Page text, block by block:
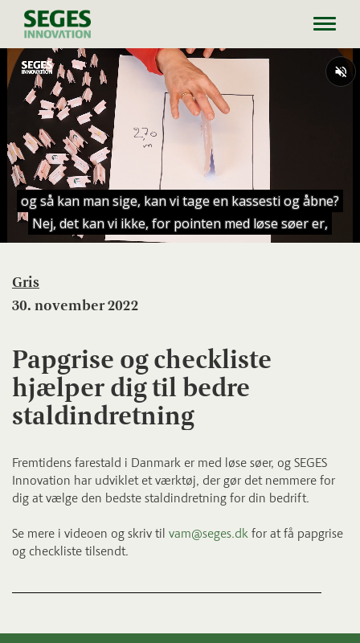
Gris
30. november 2022
Papgrise og checkliste
hjælper dig til bedre
staldindretning
Fremtidens farestald i Danmark er med løse søer, og SEGES
Innovation har udviklet et værktøj, der gør det nemmere for
dig at vælge den bedste staldindretning for din bedrift.
Se mere i videoen og skriv til vam@seges.dk for at få papgrise
og checkliste tilsendt.